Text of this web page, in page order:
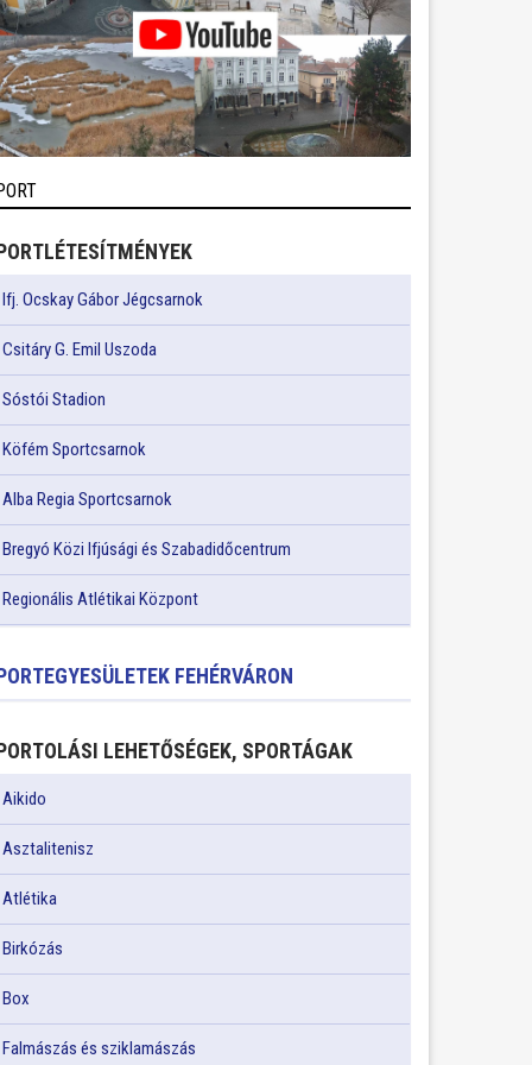
Ifj. Ocskay Gábor Jégcsarnok
Csitáry G. Emil Uszoda
Sóstói Stadion
Köfém Sportcsarnok
Alba Regia Sportcsarnok
Bregyó Közi Ifjúsági és Szabadidőcentrum
Regionális Atlétikai Központ
FEHÉRVÁRON
LEHETŐSÉGEK, SPORTÁGAK
Aikido
Asztalitenisz
Atlétika
Birkózás
Box
Falmászás és sziklamászás